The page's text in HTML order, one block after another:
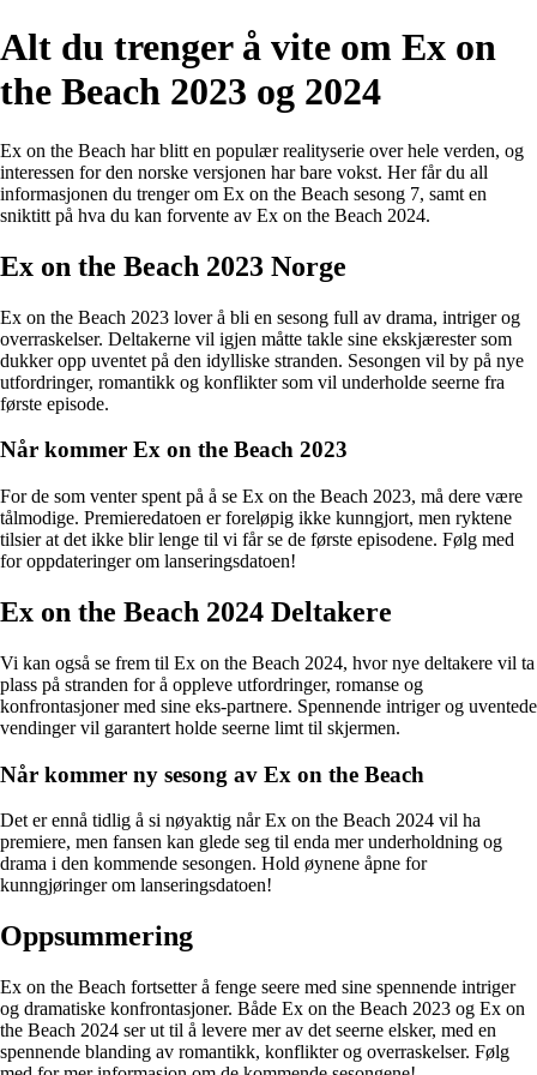
Alt du trenger å vite om Ex on
the Beach 2023 og 2024
Ex on the Beach har blitt en populær realityserie over hele verden, og
interessen for den norske versjonen har bare vokst. Her får du all
informasjonen du trenger om Ex on the Beach sesong 7, samt en
sniktitt på hva du kan forvente av Ex on the Beach 2024.
Ex on the Beach 2023 Norge
Ex on the Beach 2023 lover å bli en sesong full av drama, intriger og
overraskelser. Deltakerne vil igjen måtte takle sine ekskjærester som
dukker opp uventet på den idylliske stranden. Sesongen vil by på nye
utfordringer, romantikk og konflikter som vil underholde seerne fra
første episode.
Når kommer Ex on the Beach 2023
For de som venter spent på å se Ex on the Beach 2023, må dere være
tålmodige. Premieredatoen er foreløpig ikke kunngjort, men ryktene
tilsier at det ikke blir lenge til vi får se de første episodene. Følg med
for oppdateringer om lanseringsdatoen!
Ex on the Beach 2024 Deltakere
Vi kan også se frem til Ex on the Beach 2024, hvor nye deltakere vil ta
plass på stranden for å oppleve utfordringer, romanse og
konfrontasjoner med sine eks-partnere. Spennende intriger og uventede
vendinger vil garantert holde seerne limt til skjermen.
Når kommer ny sesong av Ex on the Beach
Det er ennå tidlig å si nøyaktig når Ex on the Beach 2024 vil ha
premiere, men fansen kan glede seg til enda mer underholdning og
drama i den kommende sesongen. Hold øynene åpne for
kunngjøringer om lanseringsdatoen!
Oppsummering
Ex on the Beach fortsetter å fenge seere med sine spennende intriger
og dramatiske konfrontasjoner. Både Ex on the Beach 2023 og Ex on
the Beach 2024 ser ut til å levere mer av det seerne elsker, med en
spennende blanding av romantikk, konflikter og overraskelser. Følg